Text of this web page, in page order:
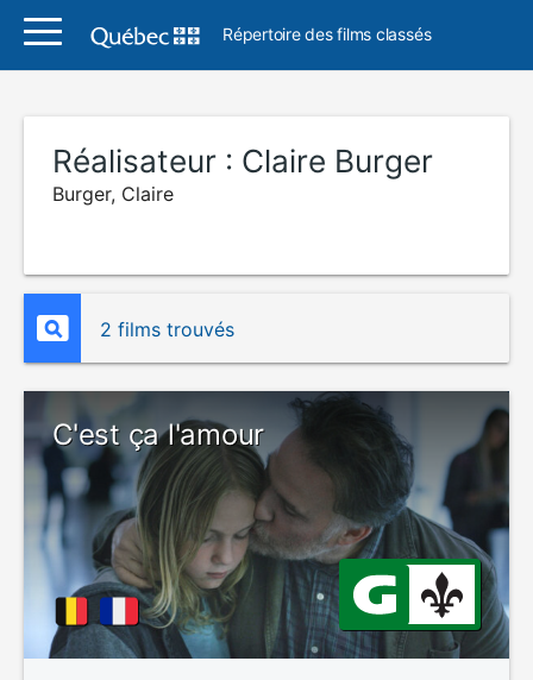
Répertoire des films classés
Réalisateur : Claire Burger
Burger, Claire
2 films trouvés
C'est ça l'amour